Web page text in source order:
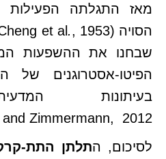
מאז התגלתה הפעילות
הסויה (Cheng et al
.
שבחנו את ההשפעות
הפיטו-אסטרוגנים של
and Zimmermann, 2012 ).
לסיכום, התלתן התת-